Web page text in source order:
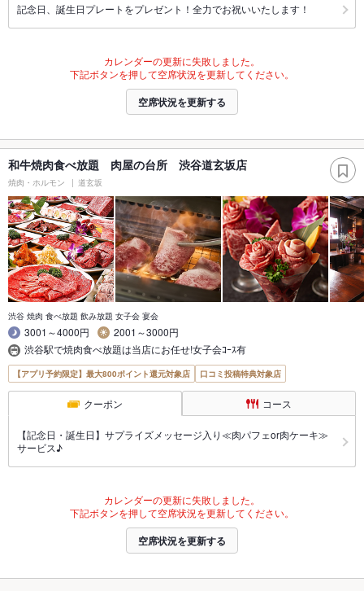
記念日、誕生日プレートをプレゼント！全力でお祝いいたします！
カレンダーの更新に失敗しました。
下記ボタンを押して空席状況を更新してください。
空席状況を更新する
和牛焼肉食べ放題 肉屋の台所 渋谷道玄坂店
焼肉・ホルモン 道玄坂
渋谷 焼肉 食べ放題 飲み放題 女子会 宴会
3001～4000円
2001～3000円
渋谷駅で焼肉食べ放題は当店にお任せ!女子会ｺｰｽ有
【アプリ予約限定】最大800ポイント還元対象店 口コミ投稿特典対象店
クーポン コース
【記念日・誕生日】サプライズメッセージ入り≪肉パフェor肉ケーキ≫
サービス♪
カレンダーの更新に失敗しました。
下記ボタンを押して空席状況を更新してください。
空席状況を更新する